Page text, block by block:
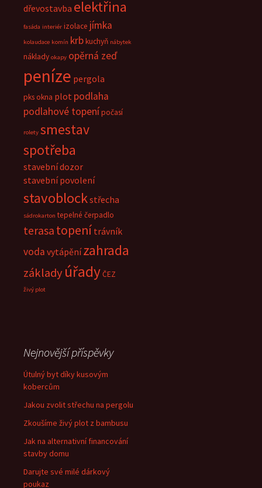
dřevostavba elektřina
fasáda interiér izolace jímka
kolaudace komín krbkuchyň nábytek
náklady okapy opěrná zeď
peníze pergola
pks okna plot podlaha
podlahové topenípočasí
rolety smestav
spotřeba
stavební dozor
stavební povolení
stavoblockstřecha
sádrokarton tepelné čerpadlo
terasa topení trávník
voda vytápění zahrada
základyúřadyČEZ
živý plot
Nejnovější příspěvky
Útulný byt díky kusovým
kobercům
Jakou zvolit střechu na pergolu
Zkoušíme živý plot z bambusu
Jak na alternativní financování
stavby domu
Darujte své milé dárkový
poukaz